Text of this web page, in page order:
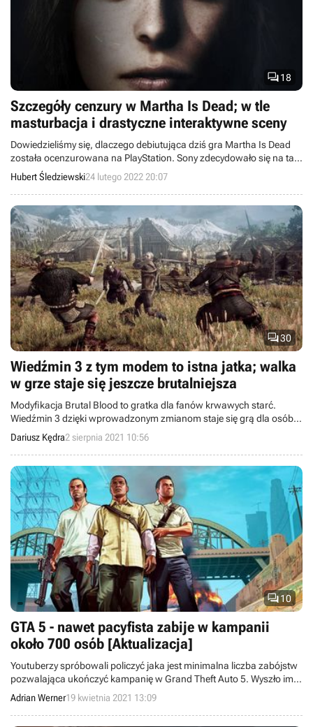
18
Szczegóły cenzury w Martha Is Dead; w tle
masturbacja i drastyczne interaktywne sceny
Dowiedzieliśmy się, dlaczego debiutująca dziś gra Martha Is Dead
została ocenzurowana na PlayStation. Sony zdecydowało się na taki
ruch ze względu na drastyczne sceny i nawiązania do masturbacji.
Hubert Śledziewski24 lutego 2022 20:07
30
Wiedźmin 3 z tym modem to istna jatka; walka
w grze staje się jeszcze brutalniejsza
Modyfikacja Brutal Blood to gratka dla fanów krwawych starć.
Wiedźmin 3 dzięki wprowadzonym zmianom staje się grą dla osób o
mocnych żołądkach.
Dariusz Kędra2 sierpnia 2021 10:56
10
GTA 5 - nawet pacyfista zabije w kampanii
około 700 osób [Aktualizacja]
Youtuberzy spróbowali policzyć jaka jest minimalna liczba zabójstw
pozwalająca ukończyć kampanię w Grand Theft Auto 5. Wyszło im,
że nawet przy bardzo pacyfistycznym podejściu trzeba zabić ponad
700 osób.
Adrian Werner19 kwietnia 2021 13:09